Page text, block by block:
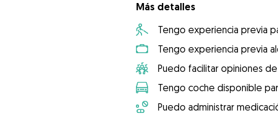
Más detalles
Tengo experiencia previa
Tengo experiencia previa
Puedo facilitar opiniones
Tengo coche disponible
Puedo administrar